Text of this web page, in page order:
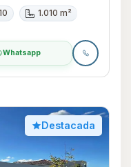
1.010 m²
Whatsapp
Destacada